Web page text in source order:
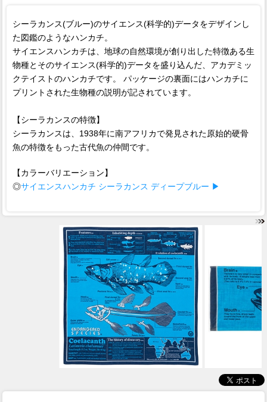
シーラカンス(ブルー)のサイエンス(科学的)データをデザインし
た図鑑のようなハンカチ。
サイエンスハンカチは、地球の自然環境が創り出した特徴ある生
物種とそのサイエンス(科学的)データを盛り込んだ、アカデミッ
クテイストのハンカチです。 パッケージの裏面にはハンカチに
プリントされた生物種の説明が記されています。
【シーラカンスの特徴】
シーラカンスは、1938年に南アフリカで発見された原始的硬骨
魚の特徴をもった古代魚の仲間です。
【カラーバリエーション】
◎サイエンスハンカチ シーラカンス ディープブルー ▶